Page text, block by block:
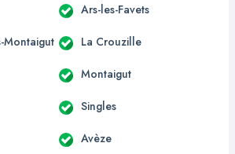
Ars-les-Favets
Montaigut La Crouzille
Montaigut
Singles
Avèze